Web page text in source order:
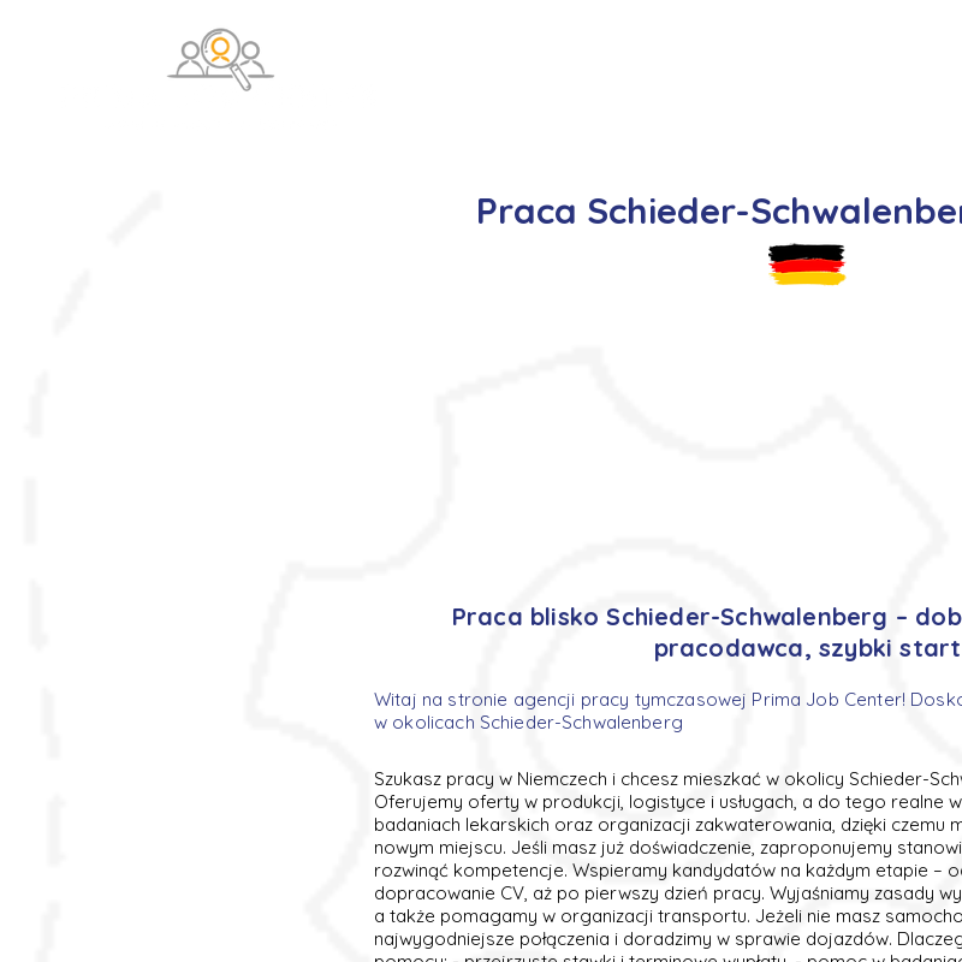
Praca Schieder-
Praca blisko Schieder-Schwalenberg –
pracodawca, szybki start
Witaj na stronie agencji pracy tymczasowej Prima Job Center!
w okolicach Schieder-Schwalenberg
Szukasz pracy w Niemczech i chcesz mieszkać w okolicy Schieder-
Oferujemy oferty w produkcji, logistyce i usługach, a do tego realne
badaniach lekarskich oraz organizacji zakwaterowania, dzięki czemu
nowym miejscu. Jeśli masz już doświadczenie, zaproponujemy
rozwinąć kompetencje. Wspieramy kandydatów na każdym etapie –
dopracowanie CV, aż po pierwszy dzień pracy. Wyjaśniamy zasady
a także pomagamy w organizacji transportu. Jeżeli nie masz
najwygodniejsze połączenia i doradzimy w sprawie dojazdów.